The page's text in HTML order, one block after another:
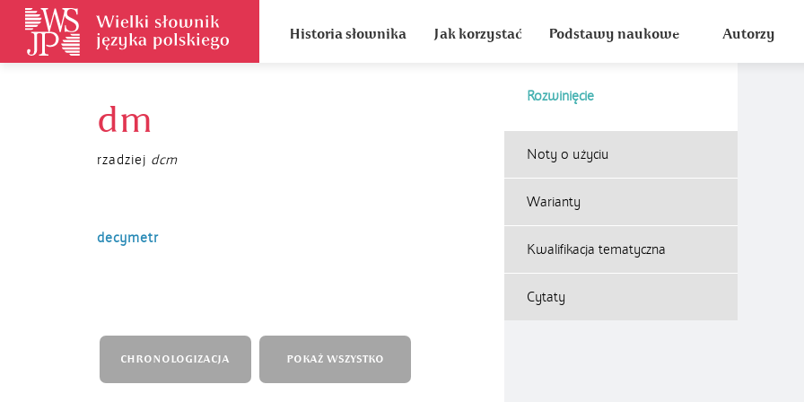
Historia słownika Jak korzystać Podstawy naukowe Autorzy
dm
rzadziej dcm
Rozwinięcie
decymetr
Noty o użyciu
Warianty
Kwalifikacja tematyczna
Cytaty
CHRONOLOGIZACJA POKAŻ WSZYSTKO